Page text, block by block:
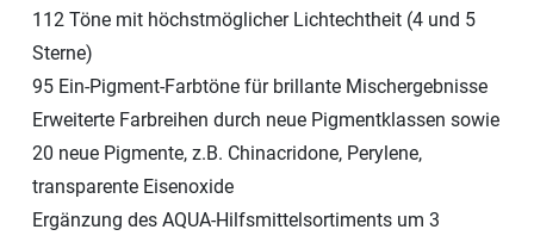
112 Töne mit höchstmöglicher Lichtechtheit (4 und 5
Sterne)
95 Ein-Pigment-Farbtöne für brillante Mischergebnisse
Erweiterte Farbreihen durch neue Pigmentklassen sowie
20 neue Pigmente, z.B. Chinacridone, Perylene,
transparente Eisenoxide
Ergänzung des AQUA-Hilfsmittelsortiments um 3